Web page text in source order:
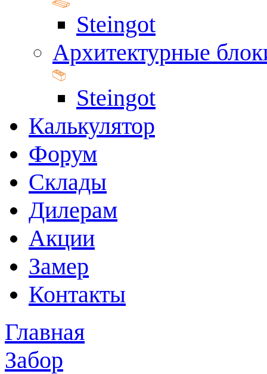
Steingot
Архитектурные
Steingot
Калькулятор
Форум
Склады
Дилерам
Акции
Замер
Контакты
Главная
Забор